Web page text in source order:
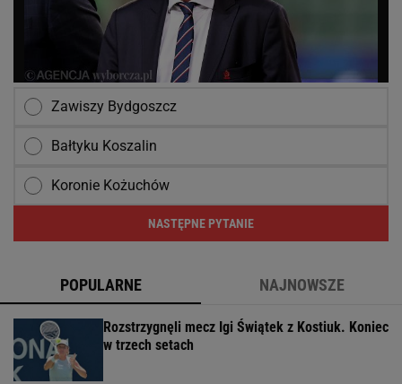
Zawiszy Bydgoszcz
Bałtyku Koszalin
Koronie Kożuchów
NASTĘPNE PYTANIE
POPULARNE NAJNOWSZE
Rozstrzygnęli mecz Igi Świątek z Kostiuk. Koniec
w trzech setach